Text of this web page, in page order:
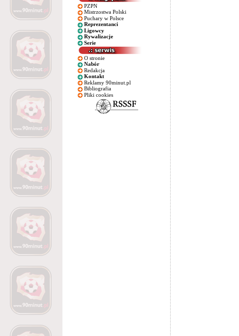
PZPN
Mistrzostwa Polski
Puchary w Polsce
Reprezentanci
Ligowcy
Rywalizacje
Serie
O stronie
Nabór
Redakcja
Kontakt
Reklamy 90minut.pl
Bibliografia
Pliki cookies